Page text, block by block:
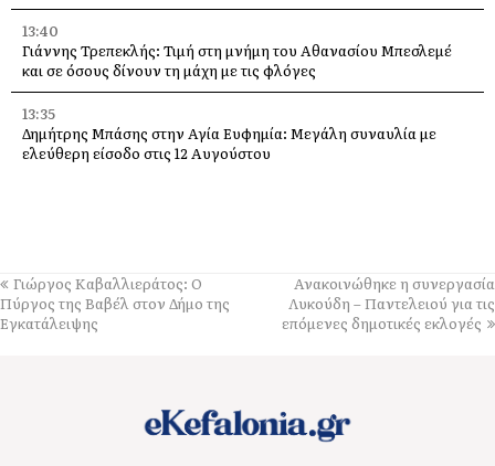
13:40
Γιάννης Τρεπεκλής: Τιμή στη μνήμη του Αθανασίου Μπεσλεμέ
και σε όσους δίνουν τη μάχη με τις φλόγες
13:35
Δημήτρης Μπάσης στην Αγία Ευφημία: Μεγάλη συναυλία με
ελεύθερη είσοδο στις 12 Αυγούστου
13:28
Ένα μεγάλο «ευχαριστώ» στα Νοσοκομεία Κεφαλονιάς –
«Στάθηκαν δίπλα μας σε μια πολύ δύσκολη στιγμή»
παραδοσιακά πανηγύρια
Γιώργος Καβαλλιεράτος: Ο
Πύργος της Βαβέλ στον Δήμο της
Εγκατάλειψης
Ανακοινώθηκε η συνεργασία
Λυκούδη – Παντελειού για τις
επόμενες δημοτικές εκλογές